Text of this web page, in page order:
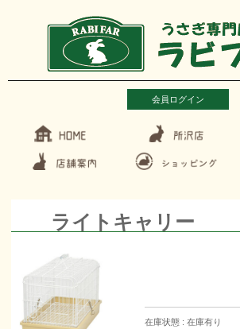
会員ログイン
ライトキャリー
在庫状態 : 在庫有り